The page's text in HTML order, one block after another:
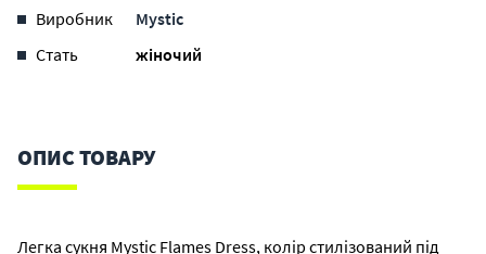
Виробник
Mystic
Стать
жіночий
ОПИС ТОВАРУ
Легка сукня Mystic Flames Dress, колір стилізований під